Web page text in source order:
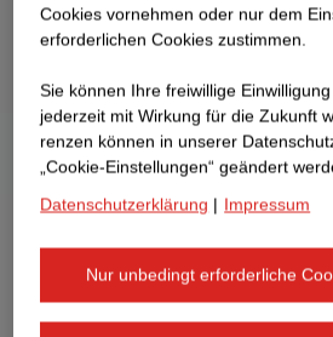
Cookies vornehmen oder nur dem
erforderlichen Cookies zustimmen.
Sie können Ihre freiwillige
jederzeit mit Wirkung für die Zukunft
renzen können in unserer
„Cookie-Einstellungen“ geändert
Datenschutzerklärung | Impressum
Nur unbedingt erforderliche